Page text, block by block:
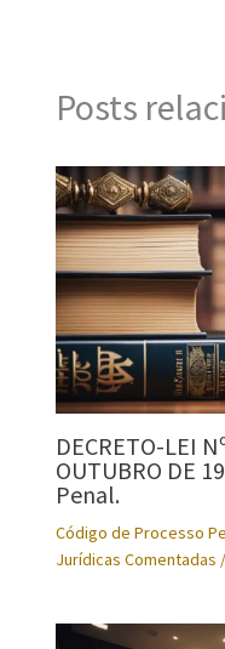
Posts
DECRETO-LEI
OUTUBRO DE
Penal.
Código de Processo
Jurídicas Comentadas